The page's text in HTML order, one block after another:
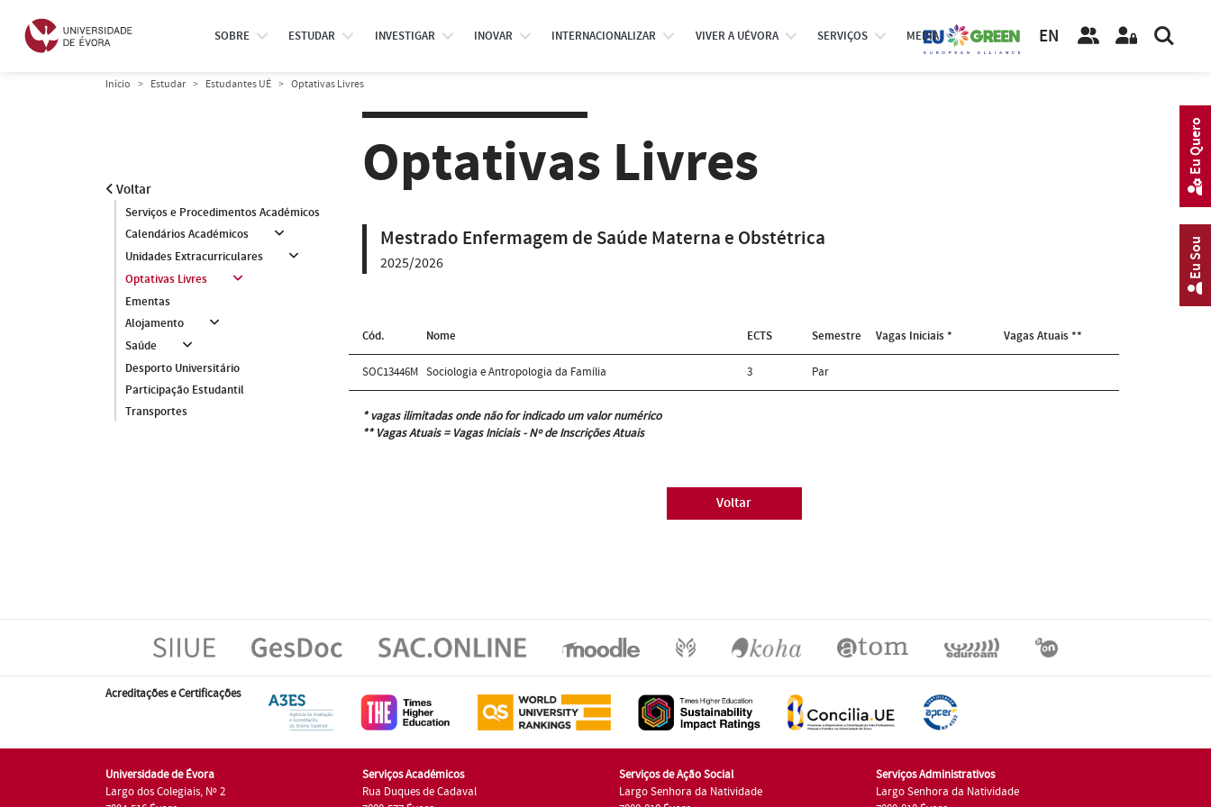
SOBRE ESTUDAR INVESTIGAR INOVAR INTERNACIONALIZAR VIVER A UÉVORA SERVIÇOS MEDIA EN
Início Estudar Estudantes UÉ Optativas Livres
Voltar
Serviços e Procedimentos Académicos
Calendários Académicos
Unidades Extracurriculares
Optativas Livres
Ementas
Alojamento
Saúde
Desporto Universitário
Participação Estudantil
Transportes
Optativas Livres
Mestrado Enfermagem de Saúde Materna e Obstétrica
2025/2026
Cód. Nome ECTS Semestre Vagas Iniciais * Vagas Atuais **
SOC13446M Sociologia e Antropologia da Família 3 Par
* vagas ilimitadas onde não for indicado um valor numérico
** Vagas Atuais = Vagas Iniciais - Nº de Inscrições Atuais
Voltar
Acreditações e Certificações
Universidade de Évora
Largo dos Colegiais, Nº 2
Serviços Académicos
Rua Duques de Cadaval
Serviços de Ação Social
Largo Senhora da Natividade
Serviços Administrativos
Largo Senhora da Natividade
Eu Sou
Eu Quero